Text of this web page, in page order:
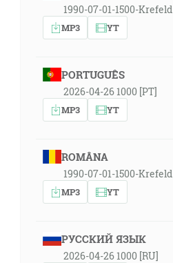
1990-07-01-1500-Krefeld
MP3 YT
PORTUGUÊS
2026-04-26 1000 [PT]
MP3 YT
ROMÂNA
1990-07-01-1500-Krefeld
MP3 YT
РУССКИЙ ЯЗЫК
2026-04-26 1000 [RU]